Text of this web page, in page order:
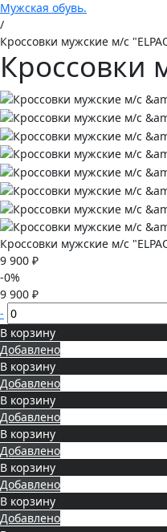
Мужская обувь.
/
Кроссовки мужские м/с
Кроссовки
Кроссовки мужские м/с
9 900 ₽
-0%
9 900 ₽
-
В корзину
Добавлено
В корзину
Добавлено
В корзину
Добавлено
В корзину
Добавлено
В корзину
Добавлено
В корзину
Добавлено